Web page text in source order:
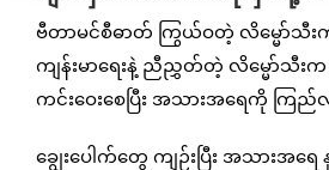
ဗီတာမင်စီဓာတ် ကြွယ်ဝတဲ့ လိမ္မေ
ကျန်းမာရေးနဲ့ ညီညွှတ်တဲ့ လိမ္မော်သီးက
ကင်းဝေးစေပြီး အသားအရေကို ကြည်
ချွေးပေါက်တွေ ကျဉ်းပြီး အသား